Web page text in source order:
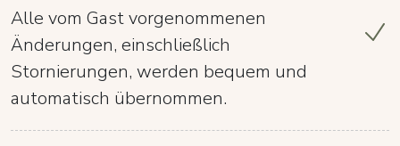
Alle vom Gast vorgenommenen
Änderungen, einschließlich
Stornierungen, werden bequem und
automatisch übernommen.